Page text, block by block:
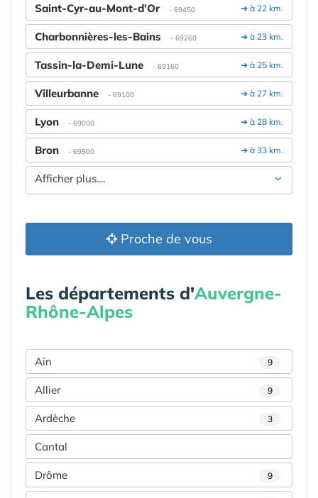
➔ à 22 km.
Saint-Cyr-au-Mont-d'Or - 69450
➔ à 23 km.
Charbonnières-les-Bains - 69260
➔ à 25 km.
Tassin-la-Demi-Lune - 69160
➔ à 27 km.
Villeurbanne - 69100
➔ à 28 km.
Lyon - 69000
➔ à 33 km.
Bron - 69500
Afficher plus....
Proche de vous
Les départements d'Auvergne-
Rhône-Alpes
Ain 9
Allier 9
Ardèche 3
Cantal
Drôme 9